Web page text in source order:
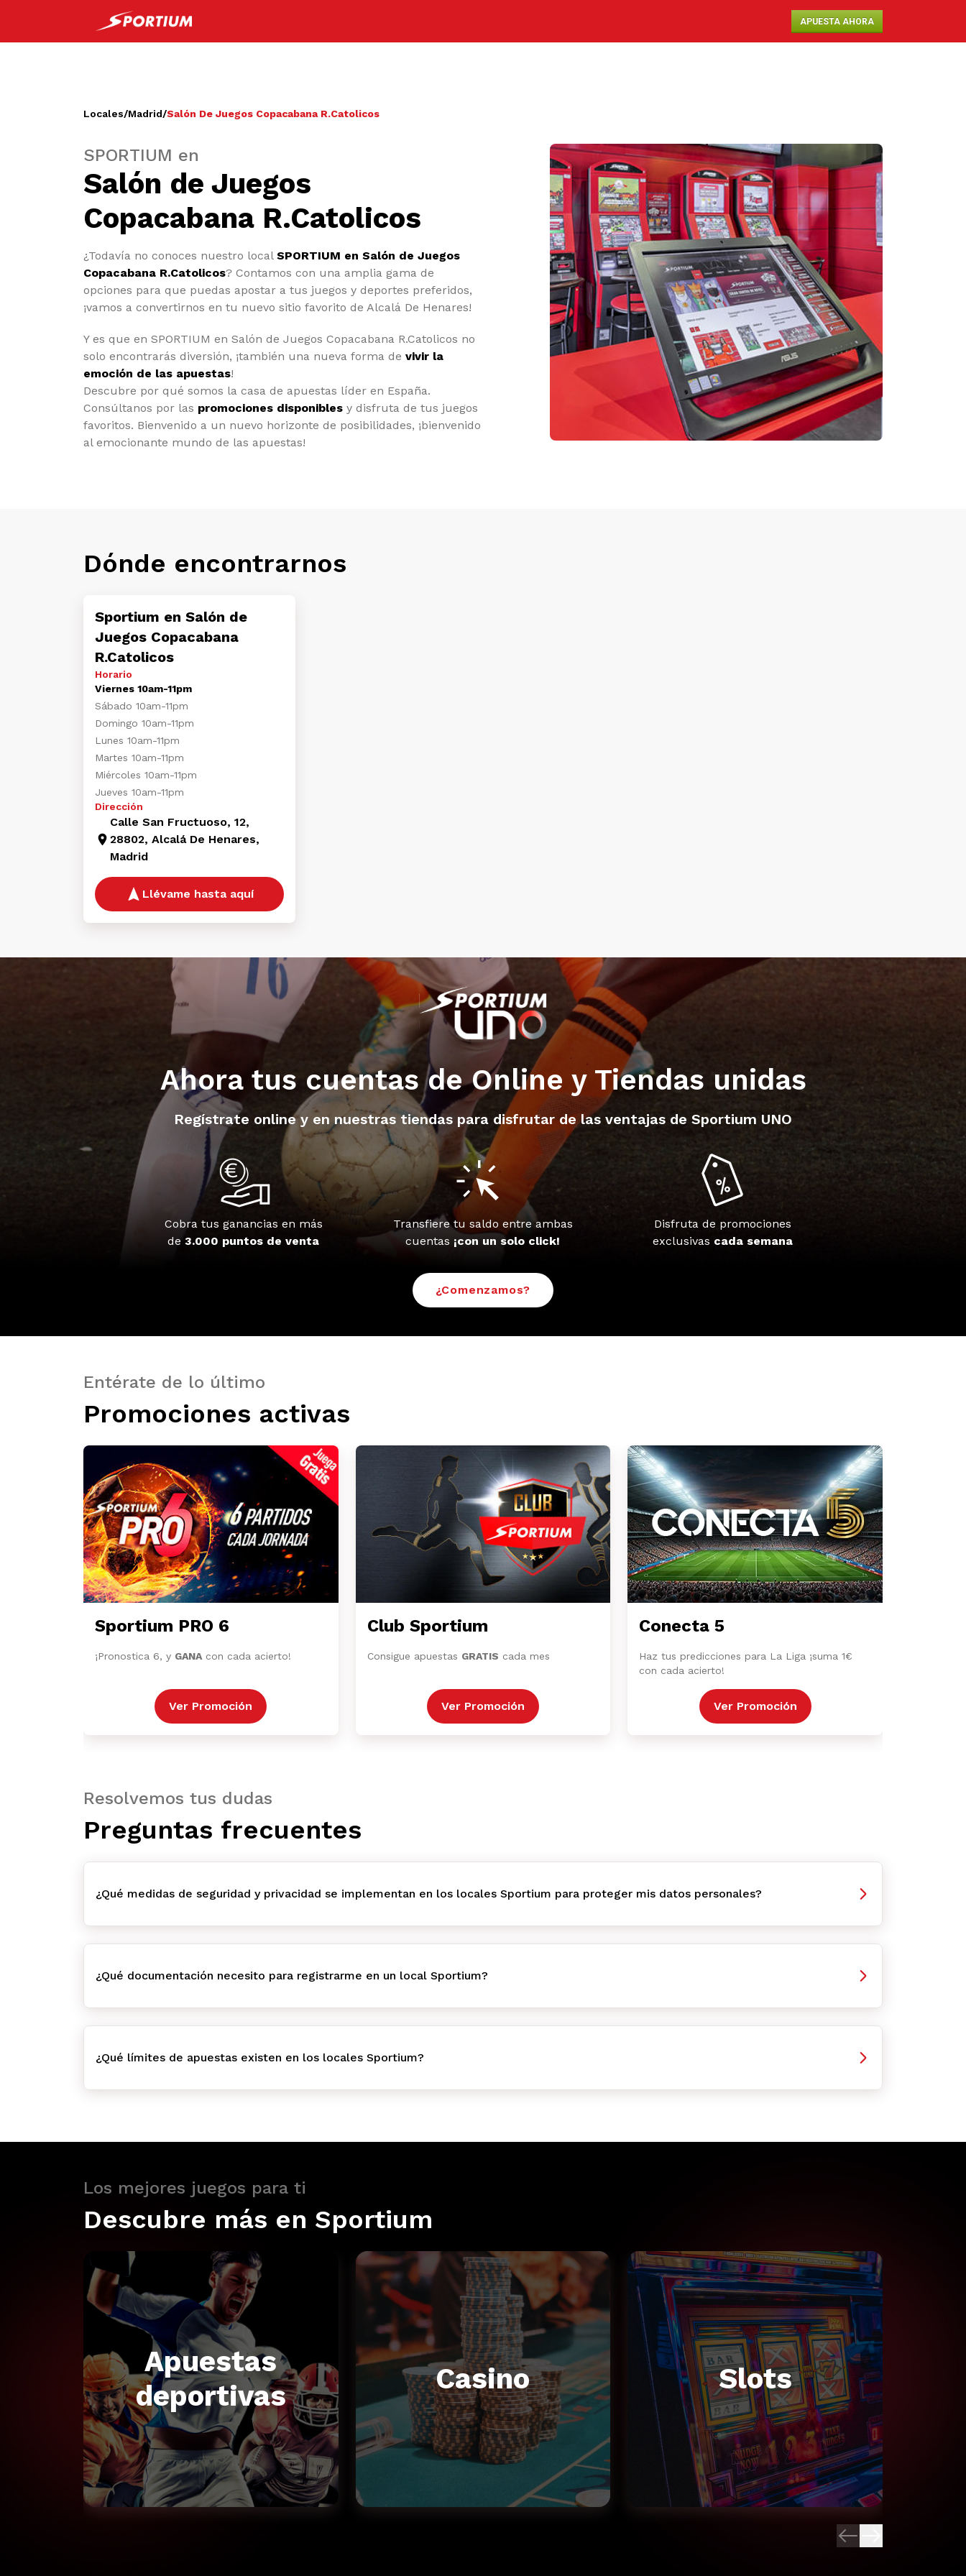
APUESTA AHORA
Locales/Madrid/Salón De Juegos Copacabana R.Catolicos
SPORTIUM en
Salón de Juegos
Copacabana R.Catolicos
¿Todavía no conoces nuestro local SPORTIUM en Salón de Juegos
Copacabana R.Catolicos? Contamos con una amplia gama de
opciones para que puedas apostar a tus juegos y deportes preferidos,
¡vamos a convertirnos en tu nuevo sitio favorito de Alcalá De Henares!
Y es que en SPORTIUM en Salón de Juegos Copacabana R.Catolicos no
solo encontrarás diversión, ¡también una nueva forma de vivir la
emoción de las apuestas!
Descubre por qué somos la casa de apuestas líder en España.
Consúltanos por las promociones disponibles y disfruta de tus juegos
favoritos. Bienvenido a un nuevo horizonte de posibilidades, ¡bienvenido
al emocionante mundo de las apuestas!
Dónde encontrarnos
Sportium en Salón de
Juegos Copacabana
R.Catolicos
Horario
Viernes 10am-11pm
Sábado 10am-11pm
Domingo 10am-11pm
Lunes 10am-11pm
Martes 10am-11pm
Miércoles 10am-11pm
Jueves 10am-11pm
Dirección
Calle San Fructuoso, 12,
28802, Alcalá De Henares,
Madrid
Llévame hasta aquí
Ahora tus cuentas de Online y Tiendas unidas
Regístrate online y en nuestras tiendas para disfrutar de las ventajas de Sportium UNO
Cobra tus ganancias en más
de3.000 puntos de venta
Transfiere tu saldo entre ambas
cuentas ¡con un solo click!
Disfruta de promociones
exclusivas cada semana
¿Comenzamos?
Entérate de lo último
Promociones activas
Sportium PRO 6
¡Pronostica 6, y GANA con cada acierto!
Ver Promoción
Club Sportium
Consigue apuestas GRATIS cada mes
Ver Promoción
Conecta 5
Haz tus predicciones para La Liga ¡suma 1€
con cada acierto!
Ver Promoción
Resolvemos tus dudas
Preguntas frecuentes
¿Qué medidas de seguridad y privacidad se implementan en los locales Sportium para proteger mis datos personales?
¿Qué documentación necesito para registrarme en un local Sportium?
¿Qué límites de apuestas existen en los locales Sportium?
Los mejores juegos para ti
Descubre más en Sportium
Apuestas
deportivas
Casino Slots